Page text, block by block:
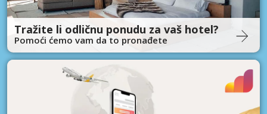
Tražite li odličnu ponudu za vaš hotel?
Pomoći ćemo vam da to pronađete